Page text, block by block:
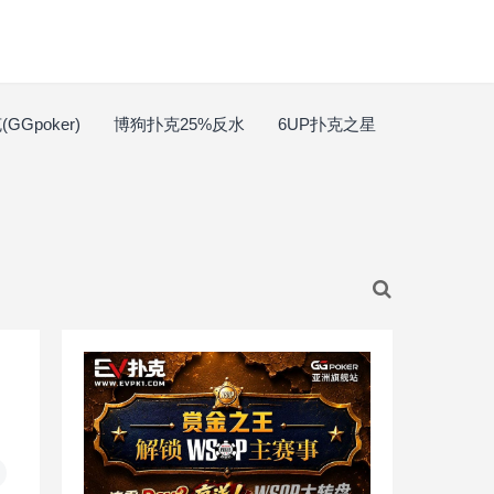
博狗扑克25%反水 6UP扑克之星